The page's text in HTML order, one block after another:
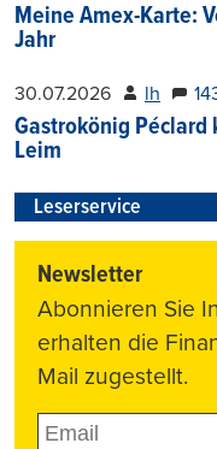
Meine Amex-Karte:
Jahr
30.07.2026 lh
Gastrokönig Péclard
Leim
Leserservice
Newsletter
Abonnieren Sie
erhalten die
Mail zugestellt.